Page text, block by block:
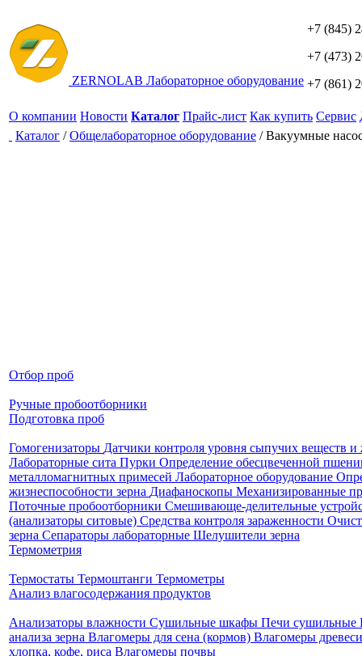
ZERNOLAB Лабораторное оборудование
+7 (845)
+7 (473)
+7 (861)
О компании Новости Каталог Прайс-лист Как купить Сервис
Каталог /Общелабораторное оборудование /Вакуумные
Отбор проб
Ручные пробоотборники
Подготовка проб
Гомогенизаторы Датчики контроля уровня сыпучих веществ и
Лабораторные сита Пурки Определение обесцвеченной
металломагнитных примесей Лабораторное оборудование
жизнеспособности зерна Диафаноскопы Механизированные
Поточные пробоотборники Смешивающе-делительные
(анализаторы ситовые) Средства контроля зараженности
зерна Сепараторы лабораторные Шелушители зерна
Термометрия
Термостаты Термоштанги Термометры
Анализ влагосодержания продуктов
Анализаторы влажности Сушильные шкафы Печи сушильные
анализа зерна Влагомеры для сена (кормов) Влагомеры
хлопка, кофе, риса Влагомеры почвы